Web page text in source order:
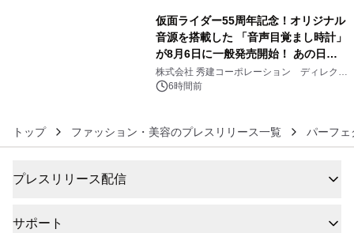
仮面ライダー55周年記念！オリジナル
音源を搭載した 「音声目覚まし時計」
が8月6日に一般発売開始！ あの日の
大興奮が今甦る
株式会社 秀建コーポレーション ディレクト
アートギャラリー
6時間前
トップ ファッション・美容のプレスリリース一覧 パーフェ
プレスリリース配信
サポート